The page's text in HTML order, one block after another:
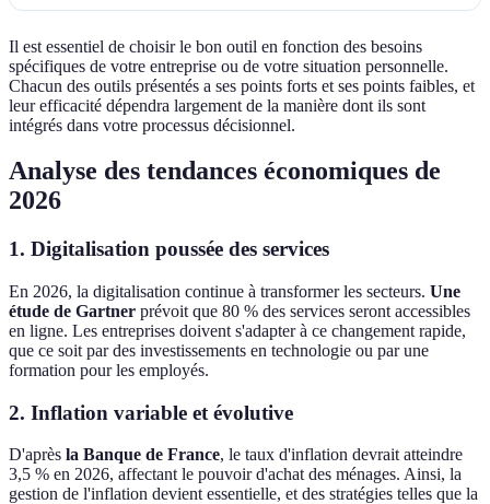
Il est essentiel de choisir le bon outil en fonction des besoins
spécifiques de votre entreprise ou de votre situation personnelle.
Chacun des outils présentés a ses points forts et ses points faibles, et
leur efficacité dépendra largement de la manière dont ils sont
intégrés dans votre processus décisionnel.
Analyse des tendances économiques de
2026
1. Digitalisation poussée des services
En 2026, la digitalisation continue à transformer les secteurs. Une
étude de Gartner prévoit que 80 % des services seront accessibles
en ligne. Les entreprises doivent s'adapter à ce changement rapide,
que ce soit par des investissements en technologie ou par une
formation pour les employés.
2. Inflation variable et évolutive
D'après la Banque de France, le taux d'inflation devrait atteindre
3,5 % en 2026, affectant le pouvoir d'achat des ménages. Ainsi, la
gestion de l'inflation devient essentielle, et des stratégies telles que la